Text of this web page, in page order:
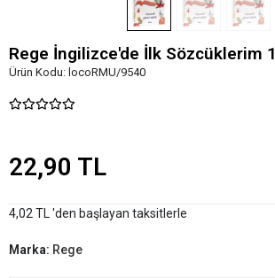
Rege İngilizce'de İlk Sözcüklerim 1
Ürün Kodu: locoRMU/9540
22,90 TL
4,02 TL 'den başlayan taksitlerle
Marka: Rege